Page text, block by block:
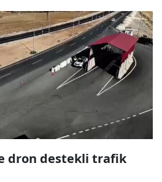
dron destekli trafik